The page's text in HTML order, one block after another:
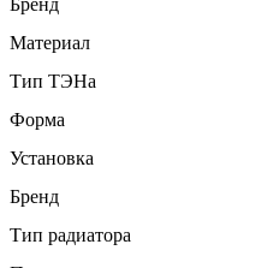
Материал
Тип ТЭНа
Форма
Установка
Бренд
Тип радиатора